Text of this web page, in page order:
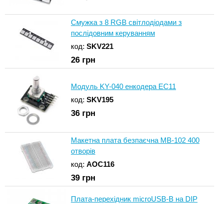
Смужка з 8 RGB світлодіодами з
послідовним керуванням
код: SKV221
26 грн
Модуль KY-040 енкодера EC11
код: SKV195
36 грн
Макетна плата безпаєчна MB-102 400
отворів
код: AOC116
39 грн
Плата-перехідник microUSB-B на DIP